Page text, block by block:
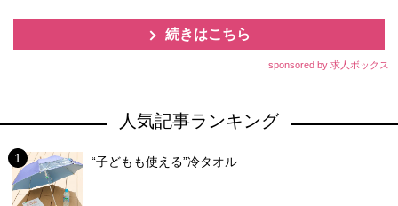
続きはこちら
sponsored by 求人ボックス
人気記事ランキング
“子どもも使える”冷タオル